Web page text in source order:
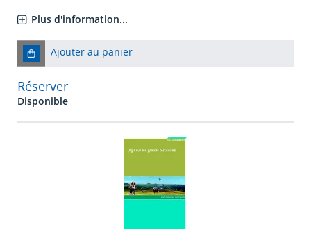
Plus d'information...
Ajouter au panier
Réserver
Disponible